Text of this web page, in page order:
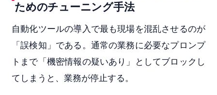
ためのチューニング手法
自動化ツールの導入で最も現場を混乱させるのが
「誤検知」である。通常の業務に必要なプロンプ
トまで「機密情報の疑いあり」としてブロックし
てしまうと、業務が停止する。